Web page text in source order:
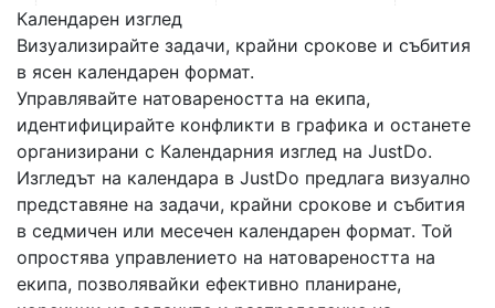
Календарен изглед
Визуализирайте задачи, крайни срокове и събития
в ясен календарен формат.
Управлявайте натовареността на екипа,
идентифицирайте конфликти в графика и останете
организирани с Календарния изглед на JustDo.
Изгледът на календара в JustDo предлага визуално
представяне на задачи, крайни срокове и събития
в седмичен или месечен календарен формат. Той
опростява управлението на натовареността на
екипа, позволявайки ефективно планиране,